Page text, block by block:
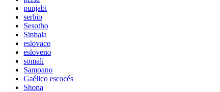
punjabi
serbio
Sesotho
Sinhala
eslovaco
esloveno
somalí
Samoano
Gaélico escocés
Shona